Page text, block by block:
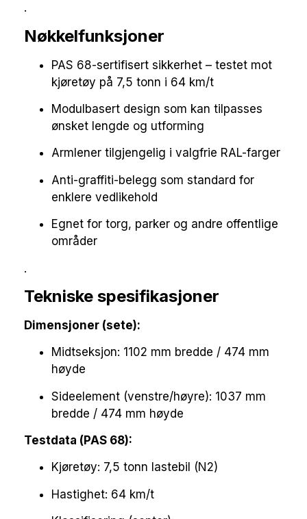
.
Nøkkelfunksjoner
PAS 68-sertifisert sikkerhet – testet mot
kjøretøy på 7,5 tonn i 64 km/t
Modulbasert design som kan tilpasses
ønsket lengde og utforming
Armlener tilgjengelig i valgfrie RAL-farger
Anti-graffiti-belegg som standard for
enklere vedlikehold
Egnet for torg, parker og andre offentlige
områder
.
Tekniske spesifikasjoner
Dimensjoner (sete):
Midtseksjon: 1102 mm bredde / 474 mm
høyde
Sideelement (venstre/høyre): 1037 mm
bredde / 474 mm høyde
Testdata (PAS 68):
Kjøretøy: 7,5 tonn lastebil (N2)
Hastighet: 64 km/t